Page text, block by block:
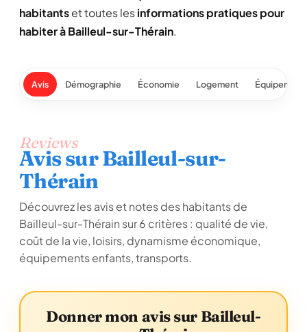
habitantset toutes lesinformations pratiques pour
habiter à Bailleul-sur-Thérain.
Avis Démographie Économie Logement
Reviews
Avis sur Bailleul-sur-
Thérain
Découvrez les avis et notes des habitants de
Bailleul-sur-Thérain sur 6 critères : qualité de vie,
coût de la vie, loisirs, dynamisme économique,
équipements enfants, transports.
Donner mon avis sur Bailleul-